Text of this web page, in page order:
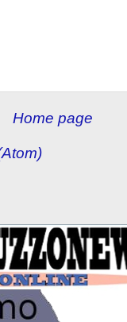
Home page